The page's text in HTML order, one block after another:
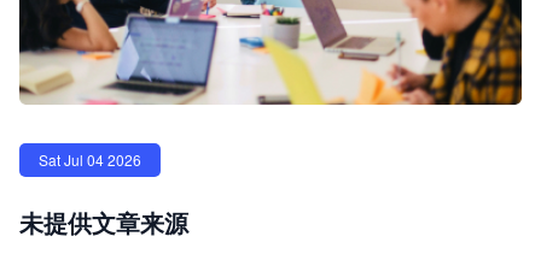
Sat Jul 04 2026
未提供文章来源